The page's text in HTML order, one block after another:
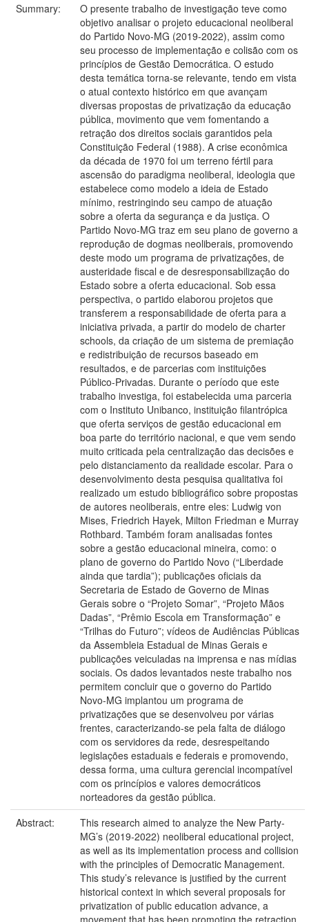
Summary:
O presente trabalho de investigação teve como
objetivo analisar o projeto educacional neoliberal
do Partido Novo-MG (2019-2022), assim como
seu processo de implementação e colisão com os
princípios de Gestão Democrática. O estudo
desta temática torna-se relevante, tendo em vista
o atual contexto histórico em que avançam
diversas propostas de privatização da educação
pública, movimento que vem fomentando a
retração dos direitos sociais garantidos pela
Constituição Federal (1988). A crise econômica
da década de 1970 foi um terreno fértil para
ascensão do paradigma neoliberal, ideologia que
estabelece como modelo a ideia de Estado
mínimo, restringindo seu campo de atuação
sobre a oferta da segurança e da justiça. O
Partido Novo-MG traz em seu plano de governo a
reprodução de dogmas neoliberais, promovendo
deste modo um programa de privatizações, de
austeridade fiscal e de desresponsabilização do
Estado sobre a oferta educacional. Sob essa
perspectiva, o partido elaborou projetos que
transferem a responsabilidade de oferta para a
iniciativa privada, a partir do modelo de charter
schools, da criação de um sistema de premiação
e redistribuição de recursos baseado em
resultados, e de parcerias com instituições
Público-Privadas. Durante o período que este
trabalho investiga, foi estabelecida uma parceria
com o Instituto Unibanco, instituição filantrópica
que oferta serviços de gestão educacional em
boa parte do território nacional, e que vem sendo
muito criticada pela centralização das decisões e
pelo distanciamento da realidade escolar. Para o
desenvolvimento desta pesquisa qualitativa foi
realizado um estudo bibliográfico sobre propostas
de autores neoliberais, entre eles: Ludwig von
Mises, Friedrich Hayek, Milton Friedman e Murray
Rothbard. Também foram analisadas fontes
sobre a gestão educacional mineira, como: o
plano de governo do Partido Novo (“Liberdade
ainda que tardia”); publicações oficiais da
Secretaria de Estado de Governo de Minas
Gerais sobre o “Projeto Somar”, “Projeto Mãos
Dadas”, “Prêmio Escola em Transformação” e
“Trilhas do Futuro”; vídeos de Audiências Públicas
da Assembleia Estadual de Minas Gerais e
publicações veiculadas na imprensa e nas mídias
sociais. Os dados levantados neste trabalho nos
permitem concluir que o governo do Partido
Novo-MG implantou um programa de
privatizações que se desenvolveu por várias
frentes, caracterizando-se pela falta de diálogo
com os servidores da rede, desrespeitando
legislações estaduais e federais e promovendo,
dessa forma, uma cultura gerencial incompatível
com os princípios e valores democráticos
norteadores da gestão pública.
Abstract:
This research aimed to analyze the New Party-
MG’s (2019-2022) neoliberal educational project,
as well as its implementation process and collision
with the principles of Democratic Management.
This study’s relevance is justified by the current
historical context in which several proposals for
privatization of public education advance, a
movement that has been promoting the retraction